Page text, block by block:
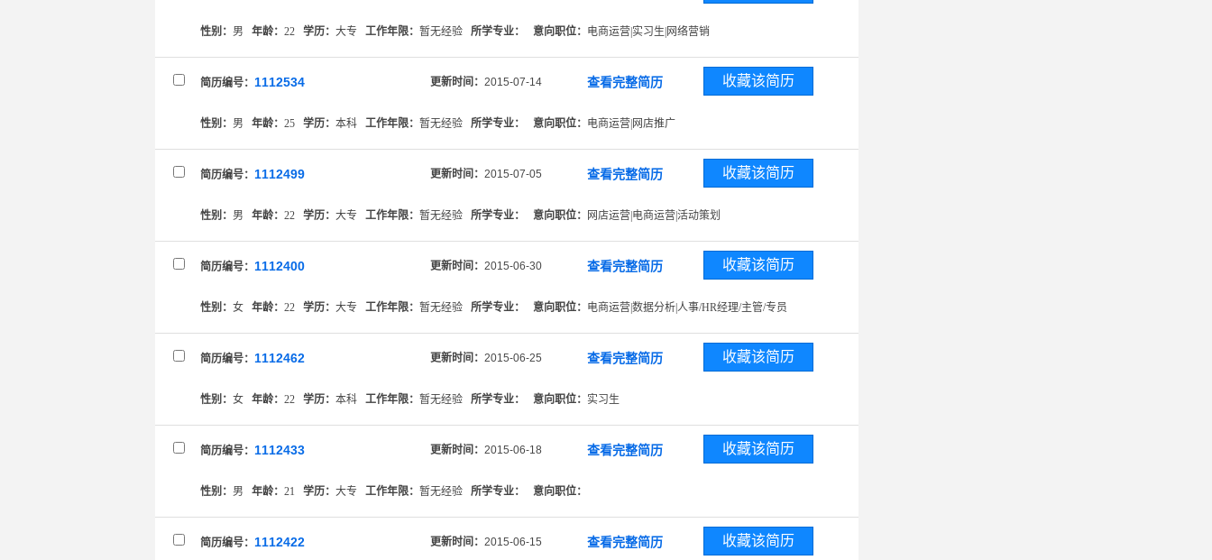
性别： 男 年龄： 22 学历： 大专 工作年限： 暂无经验 所学专业： 意向职位： 电商运营|实习生|网络营销
简历编号： 1112534 更新时间： 2015-07-14 查看完整简历 收藏该简历
性别： 男 年龄： 25 学历： 本科 工作年限： 暂无经验 所学专业： 意向职位： 电商运营|网店推广
简历编号： 1112499 更新时间： 2015-07-05 查看完整简历 收藏该简历
性别： 男 年龄： 22 学历： 大专 工作年限： 暂无经验 所学专业： 意向职位： 网店运营|电商运营|活动策划
简历编号： 1112400 更新时间： 2015-06-30 查看完整简历 收藏该简历
性别： 女 年龄： 22 学历： 大专 工作年限： 暂无经验 所学专业： 意向职位： 电商运营|数据分析|人事/HR经理/主管/专员
简历编号： 1112462 更新时间： 2015-06-25 查看完整简历 收藏该简历
性别： 女 年龄： 22 学历： 本科 工作年限： 暂无经验 所学专业： 意向职位： 实习生
简历编号： 1112433 更新时间： 2015-06-18 查看完整简历 收藏该简历
性别： 男 年龄： 21 学历： 大专 工作年限： 暂无经验 所学专业： 意向职位：
简历编号： 1112422 更新时间： 2015-06-15 查看完整简历 收藏该简历